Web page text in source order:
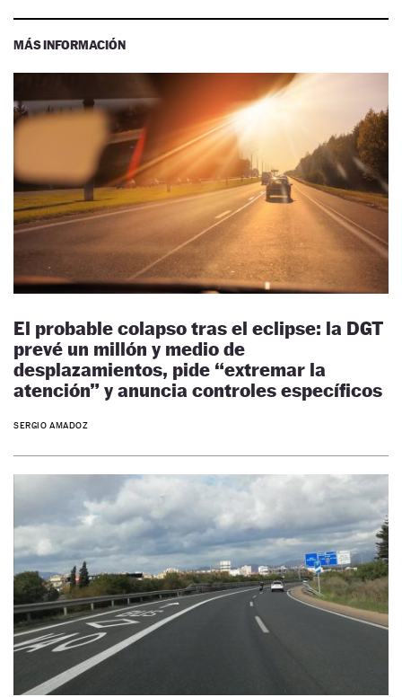
MÁS INFORMACIÓN
El probable colapso tras el eclipse: la DGT
prevé un millón y medio de
desplazamientos, pide “extremar la
atención” y anuncia controles específicos
SERGIO AMADOZ